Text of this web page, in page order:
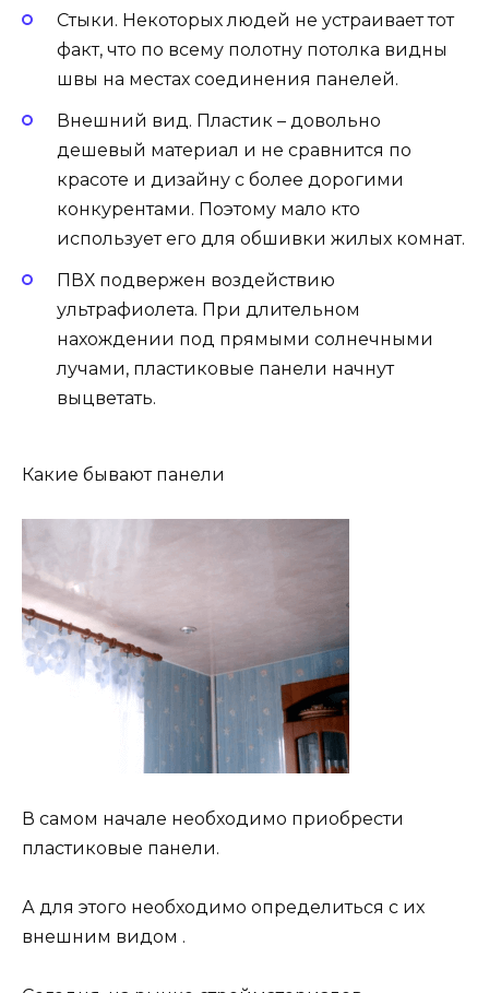
Стыки. Некоторых людей не устраивает тот
факт, что по всему полотну потолка видны
швы на местах соединения панелей.
Внешний вид. Пластик – довольно
дешевый материал и не сравнится по
красоте и дизайну с более дорогими
конкурентами. Поэтому мало кто
использует его для обшивки жилых комнат.
ПВХ подвержен воздействию
ультрафиолета. При длительном
нахождении под прямыми солнечными
лучами, пластиковые панели начнут
выцветать.
Какие бывают панели
В самом начале необходимо приобрести
пластиковые панели.
А для этого необходимо определиться с их
внешним видом .